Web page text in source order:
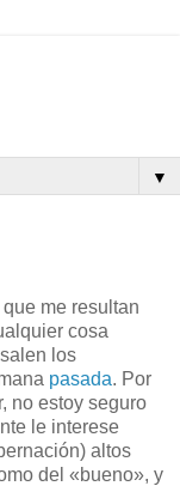
▼
me resultan
cosa
los
pasada. Por
no estoy seguro
le interese
altos
del «bueno», y